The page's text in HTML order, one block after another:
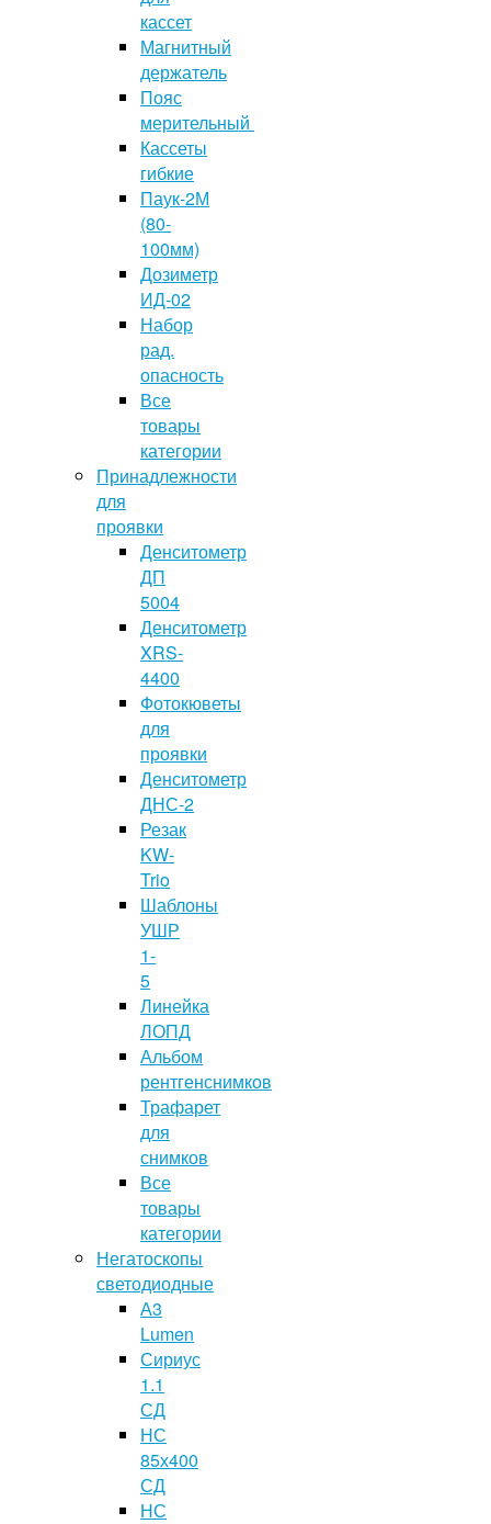
кассет
Магнитный
держатель
Пояс
мерительный
Кассеты
гибкие
Паук-2М
(80-
100мм)
Дозиметр
ИД-02
Набор
рад.
опасность
Все
товары
категории
Принадлежности
для
проявки
Денситометр
ДП
5004
Денситометр
XRS-
4400
Фотокюветы
для
проявки
Денситометр
ДНС-2
Резак
KW-
Trio
Шаблоны
УШР
1-
5
Линейка
ЛОПД
Альбом
рентгенснимков
Трафарет
для
снимков
Все
товары
категории
Негатоскопы
светодиодные
А3
Lumen
Сириус
1.1
СД
НС
85х400
СД
НС